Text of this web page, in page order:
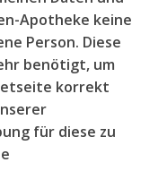
Apotheke keine
Person. Diese
benötigt, um
korrekt
für diese zu